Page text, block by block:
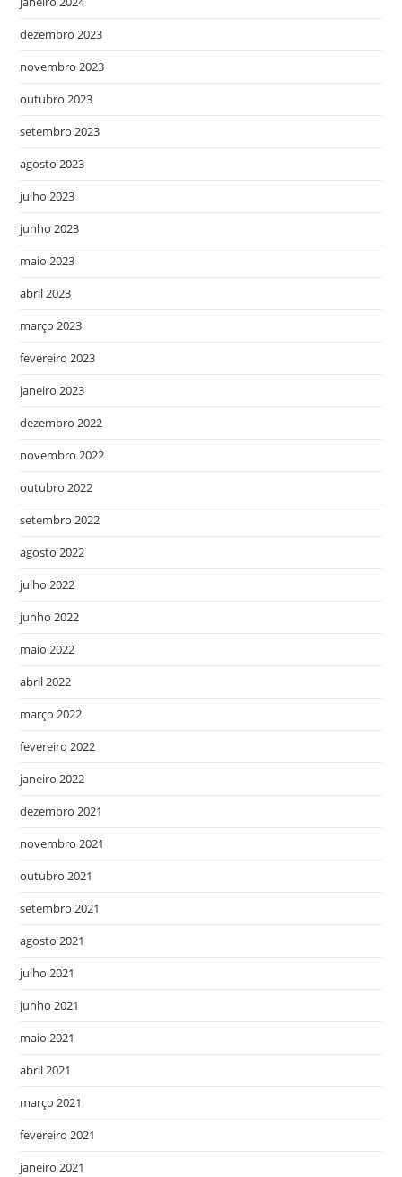
dezembro 2023
novembro 2023
outubro 2023
setembro 2023
agosto 2023
julho 2023
junho 2023
maio 2023
abril 2023
março 2023
fevereiro 2023
janeiro 2023
dezembro 2022
novembro 2022
outubro 2022
setembro 2022
agosto 2022
julho 2022
junho 2022
maio 2022
abril 2022
março 2022
fevereiro 2022
janeiro 2022
dezembro 2021
novembro 2021
outubro 2021
setembro 2021
agosto 2021
julho 2021
junho 2021
maio 2021
abril 2021
março 2021
fevereiro 2021
janeiro 2021